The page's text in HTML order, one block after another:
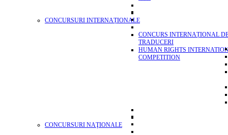
CONCURSURI INTERNAȚIONALE
CONCURS INTERNAȚIONAL
TRADUCERI
HUMAN RIGHTS
COMPETITION
CONCURSURI NAŢIONALE